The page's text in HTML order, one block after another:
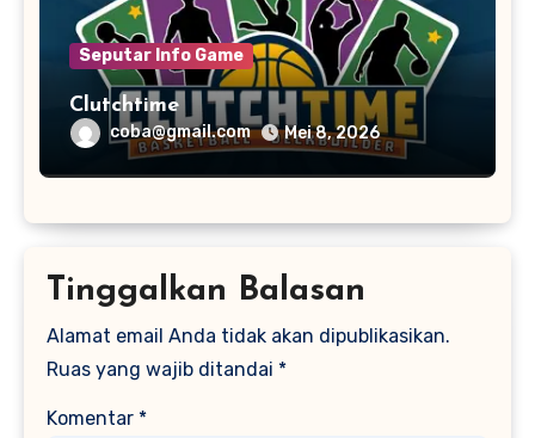
Seputar Info Game
Clutchtime
coba@gmail.com Mei 8, 2026
Tinggalkan Balasan
Alamat email Anda tidak akan dipublikasikan.
Ruas yang wajib ditandai *
Komentar *